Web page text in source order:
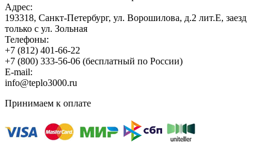
Адрес:
193318, Санкт-Петербург, ул. Ворошилова, д.2 лит.Е, заезд
только с ул. Зольная
Телефоны:
+7 (812) 401-66-22
+7 (800) 333-56-06 (бесплатный по России)
E-mail:
info@teplo3000.ru
Принимаем к оплате